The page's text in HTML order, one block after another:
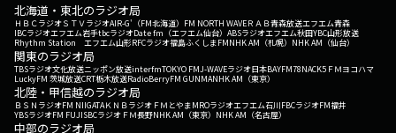
北海道・東北のラジオ局
ＨＢＣラジオＳＴＶラジオAIR-G'（FM北海道） FM NORTH WAVEＲＡＢ青森放送エフエム青森
IBCラジオエフエム岩手tbcラジオDate fm（エフエム仙台） ABSラジオエフエム秋田YBC山形放送
Rhythm Station エフエム山形RFCラジオ福島ふくしまFMNHK AM（札幌） NHK AM（仙台）
関東のラジオ局
TBSラジオ文化放送ニッポン放送interfmTOKYO FMJ-WAVEラジオ日本BAYFM78NACK5 ＦＭヨコハマ
LuckyFM 茨城放送CRT栃木放送RadioBerryFM GUNMANHK AM（東京）
北陸・甲信越のラジオ局
ＢＳＮラジオFM NIIGATAＫＮＢラジオ ＦＭとやまMROラジオエフエム石川FBCラジオFM福井
YBSラジオFM FUJISBCラジオ ＦＭ長野NHK AM（東京） NHK AM（名古屋）
中部のラジオ局